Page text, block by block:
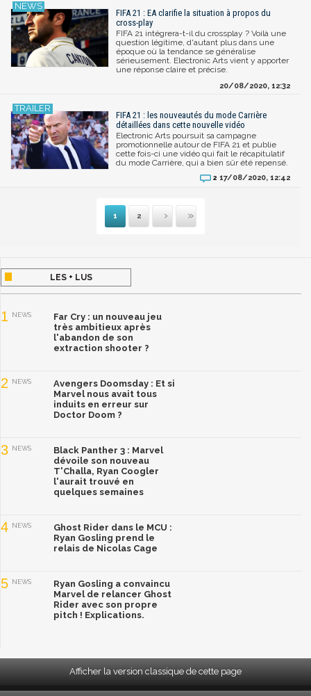
FIFA 21 : EA clarifie la situation à propos du
cross-play
FIFA 21 intégrera-t-il du crossplay ? Voilà une
question légitime, d'autant plus dans une
époque où la tendance se généralise
sérieusement. Electronic Arts vient y apporter
une réponse claire et précise.
20/08/2020, 12:32
FIFA 21 : les nouveautés du mode Carrière
détaillées dans cette nouvelle vidéo
Electronic Arts poursuit sa campagne
promotionnelle autour de FIFA 21 et publie
cette fois-ci une vidéo qui fait le récapitulatif
du mode Carrière, qui a bien sûr été repensé.
2 17/08/2020, 12:42
1 2
Suivante
Dernière
LES + LUS
1 NEWS
Far Cry : un nouveau jeu
très ambitieux après
l'abandon de son
extraction shooter ?
2 NEWS
Avengers Doomsday : Et si
Marvel nous avait tous
induits en erreur sur
Doctor Doom ?
3 NEWS
Black Panther 3 : Marvel
dévoile son nouveau
T'Challa, Ryan Coogler
l'aurait trouvé en
quelques semaines
4 NEWS
Ghost Rider dans le MCU :
Ryan Gosling prend le
relais de Nicolas Cage
5 NEWS
Ryan Gosling a convaincu
Marvel de relancer Ghost
Rider avec son propre
pitch ! Explications.
Afficher la version classique de cette page